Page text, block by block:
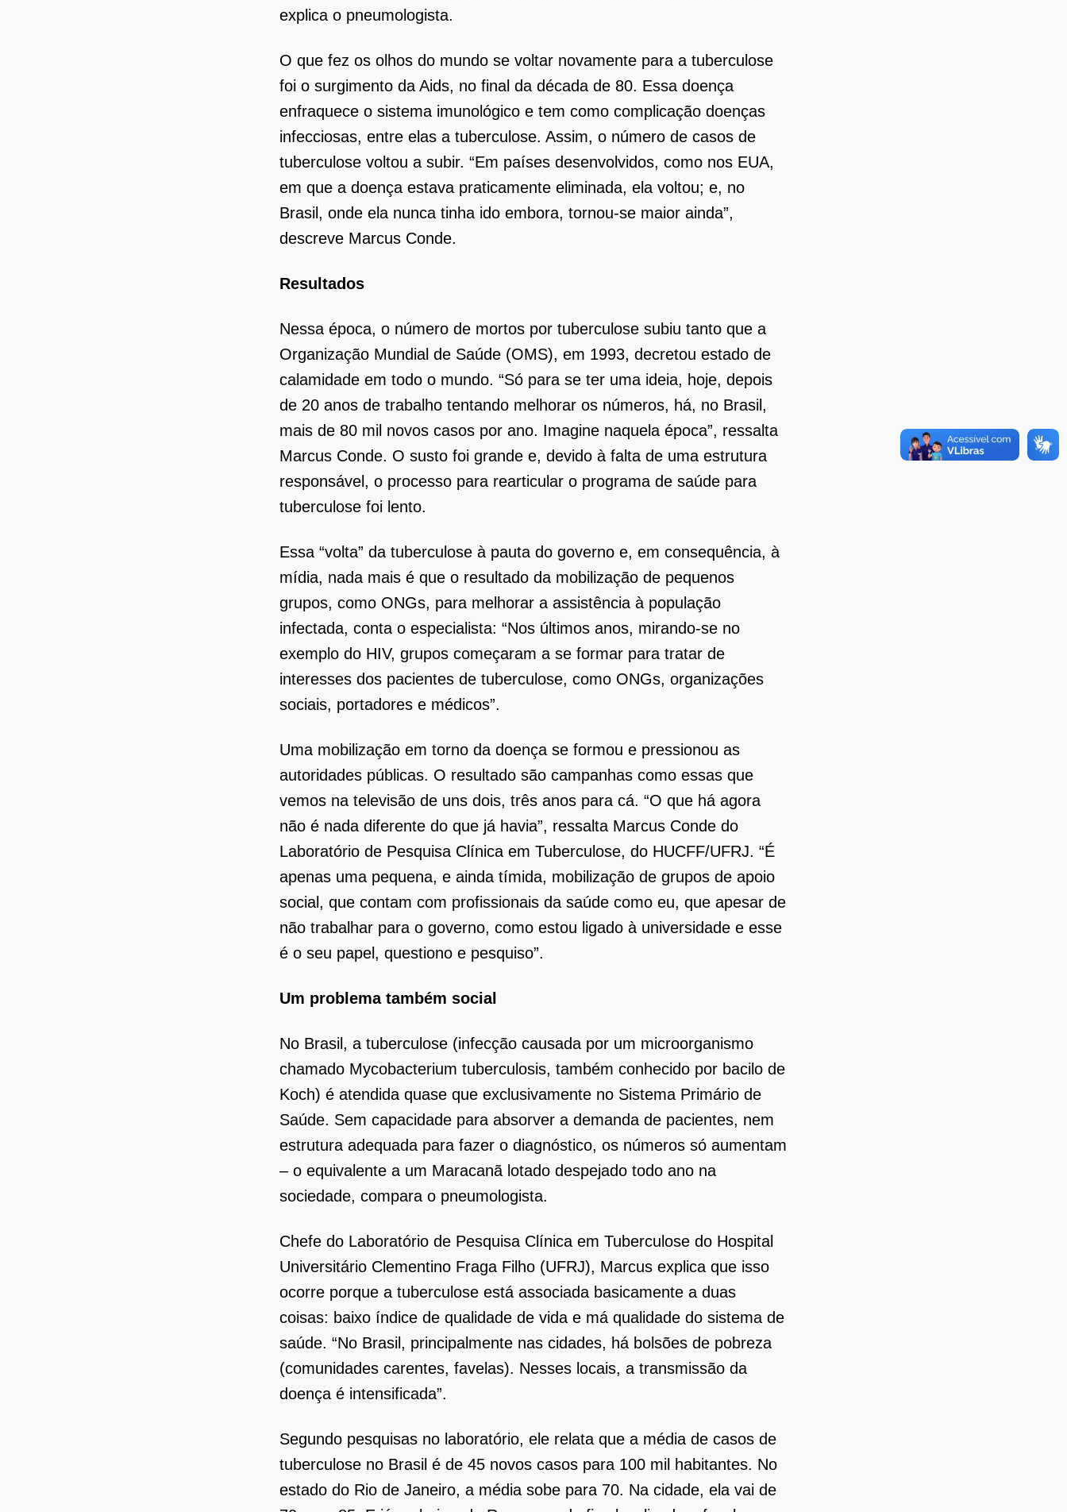
explica o pneumologista.
O que fez os olhos do mundo se voltar novamente para a tuberculose
foi o surgimento da Aids, no final da década de 80. Essa doença
enfraquece o sistema imunológico e tem como complicação doenças
infecciosas, entre elas a tuberculose. Assim, o número de casos de
tuberculose voltou a subir. “Em países desenvolvidos, como nos EUA,
em que a doença estava praticamente eliminada, ela voltou; e, no
Brasil, onde ela nunca tinha ido embora, tornou-se maior ainda”,
descreve Marcus Conde.
Resultados
Nessa época, o número de mortos por tuberculose subiu tanto que a
Organização Mundial de Saúde (OMS), em 1993, decretou estado de
calamidade em todo o mundo. “Só para se ter uma ideia, hoje, depois
de 20 anos de trabalho tentando melhorar os números, há, no Brasil,
mais de 80 mil novos casos por ano. Imagine naquela época”, ressalta
Marcus Conde. O susto foi grande e, devido à falta de uma estrutura
responsável, o processo para rearticular o programa de saúde para
tuberculose foi lento.
Essa “volta” da tuberculose à pauta do governo e, em consequência, à
mídia, nada mais é que o resultado da mobilização de pequenos
grupos, como ONGs, para melhorar a assistência à população
infectada, conta o especialista: “Nos últimos anos, mirando-se no
exemplo do HIV, grupos começaram a se formar para tratar de
interesses dos pacientes de tuberculose, como ONGs, organizações
sociais, portadores e médicos”.
Uma mobilização em torno da doença se formou e pressionou as
autoridades públicas. O resultado são campanhas como essas que
vemos na televisão de uns dois, três anos para cá. “O que há agora
não é nada diferente do que já havia”, ressalta Marcus Conde do
Laboratório de Pesquisa Clínica em Tuberculose, do HUCFF/UFRJ. “É
apenas uma pequena, e ainda tímida, mobilização de grupos de apoio
social, que contam com profissionais da saúde como eu, que apesar de
não trabalhar para o governo, como estou ligado à universidade e esse
é o seu papel, questiono e pesquiso”.
Um problema também social
No Brasil, a tuberculose (infecção causada por um microorganismo
chamado Mycobacterium tuberculosis, também conhecido por bacilo de
Koch) é atendida quase que exclusivamente no Sistema Primário de
Saúde. Sem capacidade para absorver a demanda de pacientes, nem
estrutura adequada para fazer o diagnóstico, os números só aumentam
– o equivalente a um Maracanã lotado despejado todo ano na
sociedade, compara o pneumologista.
Chefe do Laboratório de Pesquisa Clínica em Tuberculose do Hospital
Universitário Clementino Fraga Filho (UFRJ), Marcus explica que isso
ocorre porque a tuberculose está associada basicamente a duas
coisas: baixo índice de qualidade de vida e má qualidade do sistema de
saúde. “No Brasil, principalmente nas cidades, há bolsões de pobreza
(comunidades carentes, favelas). Nesses locais, a transmissão da
doença é intensificada”.
Segundo pesquisas no laboratório, ele relata que a média de casos de
tuberculose no Brasil é de 45 novos casos para 100 mil habitantes. No
estado do Rio de Janeiro, a média sobe para 70. Na cidade, ela vai de